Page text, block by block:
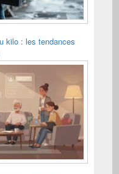
kilo : les tendances